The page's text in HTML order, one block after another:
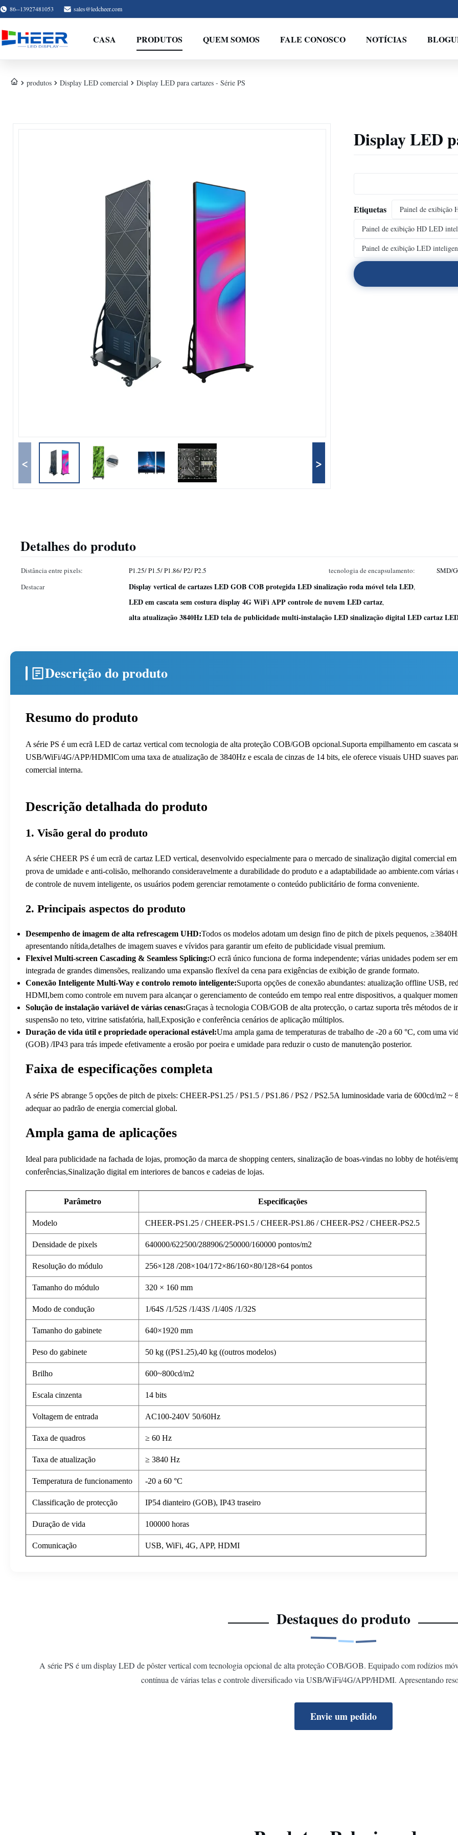
86--13927481053 sales@ledcheer.com
CASA PRODUTOS QUEM SOMOS FALE CONOSCO NOTÍCIAS
produtos Display LED comercial Display LED para cartazes - Série PS
< >
Display LED
Etiquetas
Painel de exibição
Painel de exibição HD LED
Painel de exibição LED
Detalhes do produto
Distância entre pixels: P1.25/ P1.5/ P1.86/ P2/ P2.5 tecnologia de encapsulamento:
SMD/
Destacar
Display vertical de cartazes LED GOB COB protegida LED sinalização roda móvel tela LED,
LED em cascata sem costura display 4G WiFi APP controle de nuvem LED cartaz,
alta atualização 3840Hz LED tela de publicidade multi-instalação LED sinalização digital LED cartaz
Descrição do produto
Resumo do produto
A série PS é um ecrã LED de cartaz vertical com tecnologia de alta proteção COB/GOB opcional.Suporta empilhamento em cascata
USB/WiFi/4G/APP/HDMICom uma taxa de atualização de 3840Hz e escala de cinzas de 14 bits, ele oferece visuais UHD suaves
comercial interna.
Descrição detalhada do produto
1. Visão geral do produto
A série CHEER PS é um ecrã de cartaz LED vertical, desenvolvido especialmente para o mercado de sinalização digital comercial
prova de umidade e anti-colisão, melhorando consideravelmente a durabilidade do produto e a adaptabilidade ao ambiente.com
de controle de nuvem inteligente, os usuários podem gerenciar remotamente o conteúdo publicitário de forma conveniente.
2. Principais aspectos do produto
Desempenho de imagem de alta refrescagem UHD:Todos os modelos adotam um design fino de pitch de pixels pequenos,
apresentando nítida,detalhes de imagem suaves e vívidos para garantir um efeito de publicidade visual premium.
Flexível Multi-screen Cascading & Seamless Splicing:O ecrã único funciona de forma independente; várias unidades podem ser
integrada de grandes dimensões, realizando uma expansão flexível da cena para exigências de exibição de grande formato.
Conexão Inteligente Multi-Way e controlo remoto inteligente:Suporta opções de conexão abundantes: atualização offline USB,
HDMI,bem como controle em nuvem para alcançar o gerenciamento de conteúdo em tempo real entre dispositivos, a qualquer
Solução de instalação variável de várias cenas:Graças à tecnologia COB/GOB de alta protecção, o cartaz suporta três métodos de
suspensão no teto, vitrine satisfatória, hall,Exposição e conferência cenários de aplicação múltiplos.
Duração de vida útil e propriedade operacional estável:Uma ampla gama de temperaturas de trabalho de -20 a 60 °C, com uma
(GOB) /IP43 para trás impede efetivamente a erosão por poeira e umidade para reduzir o custo de manutenção posterior.
Faixa de especificações completa
A série PS abrange 5 opções de pitch de pixels: CHEER-PS1.25 / PS1.5 / PS1.86 / PS2 / PS2.5A luminosidade varia de 600cd/m2
adequar ao padrão de energia comercial global.
Ampla gama de aplicações
Ideal para publicidade na fachada de lojas, promoção da marca de shopping centers, sinalização de boas-vindas no lobby de hotéis/
conferências,Sinalização digital em interiores de bancos e cadeias de lojas.
Parâmetro Especificações
Modelo CHEER-PS1.25 / CHEER-PS1.5 / CHEER-PS1.86 / CHEER-PS2 / CHEER-PS2.5
Densidade de pixels 640000/622500/288906/250000/160000 pontos/m2
Resolução do módulo 256×128 /208×104/172×86/160×80/128×64 pontos
Tamanho do módulo 320 × 160 mm
Modo de condução 1/64S /1/52S /1/43S /1/40S /1/32S
Tamanho do gabinete 640×1920 mm
Peso do gabinete 50 kg ((PS1.25),40 kg ((outros modelos)
Brilho 600~800cd/m2
Escala cinzenta 14 bits
Voltagem de entrada AC100-240V 50/60Hz
Taxa de quadros ≥ 60 Hz
Taxa de atualização ≥ 3840 Hz
Temperatura de funcionamento -20 a 60 °C
Classificação de protecção IP54 dianteiro (GOB), IP43 traseiro
Duração de vida 100000 horas
Comunicação USB, WiFi, 4G, APP, HDMI
Destaques do produto
A série PS é um display LED de pôster vertical com tecnologia opcional de alta proteção COB/GOB. Equipado com rodízios
contínua de várias telas e controle diversificado via USB/WiFi/4G/APP/HDMI. Apresentando
Envie um pedido